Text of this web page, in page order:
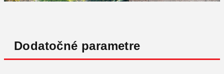
Dodatočné parametre